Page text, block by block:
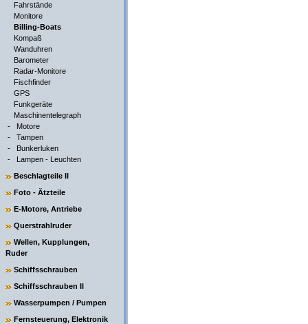
Fahrstände
Monitore
Billing-Boats
Kompaß
Wanduhren
Barometer
Radar-Monitore
Fischfinder
GPS
Funkgeräte
Maschinentelegraph
- Motore
- Tampen
- Bunkerluken
- Lampen - Leuchten
Beschlagteile II
Foto - Ätzteile
E-Motore, Antriebe
Querstrahlruder
Wellen, Kupplungen,
Ruder
Schiffsschrauben
Schiffsschrauben II
Wasserpumpen / Pumpen
Fernsteuerung, Elektronik